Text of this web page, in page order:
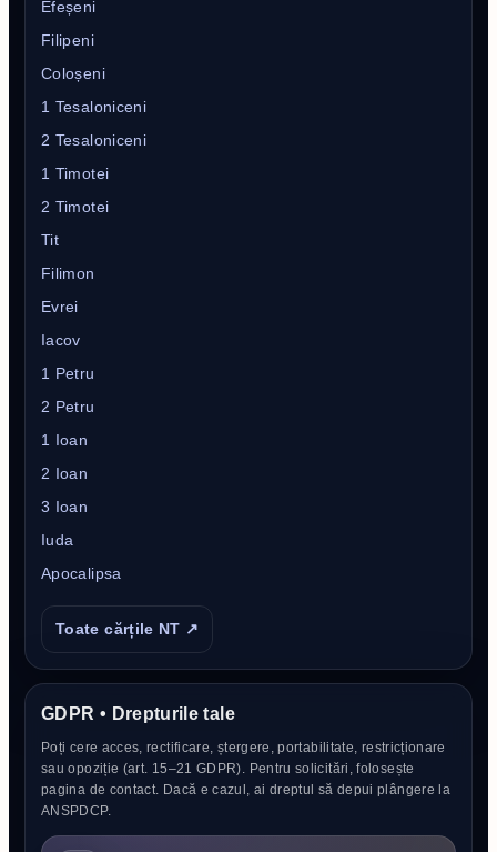
Efeșeni
Filipeni
Coloșeni
1 Tesaloniceni
2 Tesaloniceni
1 Timotei
2 Timotei
Tit
Filimon
Evrei
Iacov
1 Petru
2 Petru
1 Ioan
2 Ioan
3 Ioan
Iuda
Apocalipsa
Toate cărțile NT ↗
GDPR • Drepturile tale
Poți cere acces, rectificare, ștergere, portabilitate, restricționare
sau opoziție (art. 15–21 GDPR). Pentru solicitări, folosește
pagina de contact. Dacă e cazul, ai dreptul să depui plângere la
ANSPDCP.